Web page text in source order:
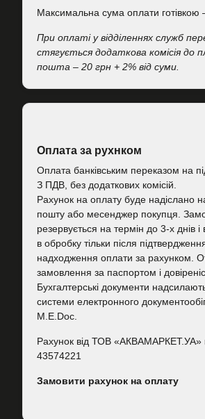
Максимальна сума оплати готівкою
При оплаті у відділеннях служб
стягується додаткова комісія до
пошта – 20 грн + 2% від суми.
Оплата за рухнком
Оплата банківським переказом на
З ПДВ, без додаткових комісій.
Рахунок на оплату буде надіслано
пошту або месенджер покупця.
резервується на термін до 3-х днів і
в обробку тільки після
надходження оплати за рахунком.
замовлення за паспортом і
Бухгалтерські документи
системи електронного
M.E.Doc.
Рахунок від ТОВ
43574221
Замовити рахунок на оплату